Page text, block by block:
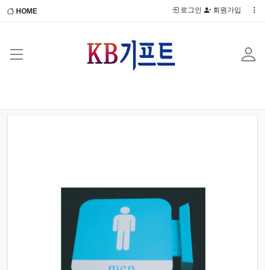
HOME 로그인 회원가입